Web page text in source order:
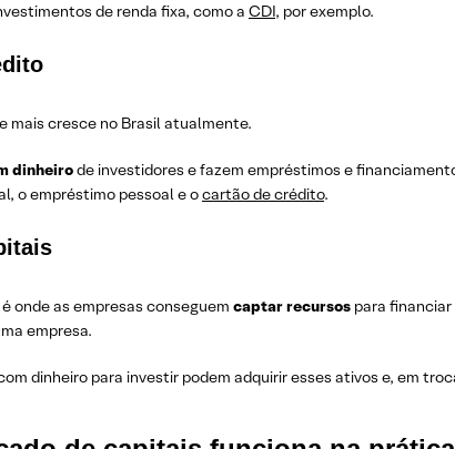
de renda fixa, como a CDI, por exemplo.
mais cresce no Brasil atualmente.
dinheirode investidores e fazem empréstimos e
o empréstimo pessoal e ocartão de crédito.
onde as empresas conseguem captar recursos para
empresa.
dinheiro para investir podem adquirir esses ativos e, em